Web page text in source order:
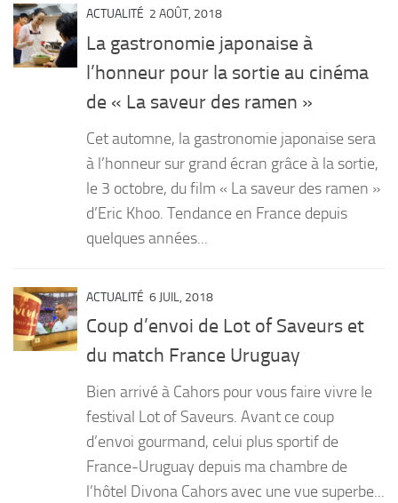
ACTUALITÉ 2 AOÛT, 2018
La gastronomie japonaise à
l’honneur pour la sortie au cinéma
de « La saveur des ramen »
Cet automne, la gastronomie japonaise sera
à l’honneur sur grand écran grâce à la sortie,
le 3 octobre, du film « La saveur des ramen »
d’Eric Khoo. Tendance en France depuis
quelques années...
ACTUALITÉ 6 JUIL, 2018
Coup d’envoi de Lot of Saveurs et
du match France Uruguay
Bien arrivé à Cahors pour vous faire vivre le
festival Lot of Saveurs. Avant ce coup
d’envoi gourmand, celui plus sportif de
France-Uruguay depuis ma chambre de
l’hôtel Divona Cahors avec une vue superbe...